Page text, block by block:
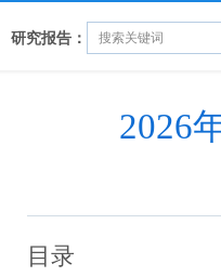
研究报告：
2026
目录